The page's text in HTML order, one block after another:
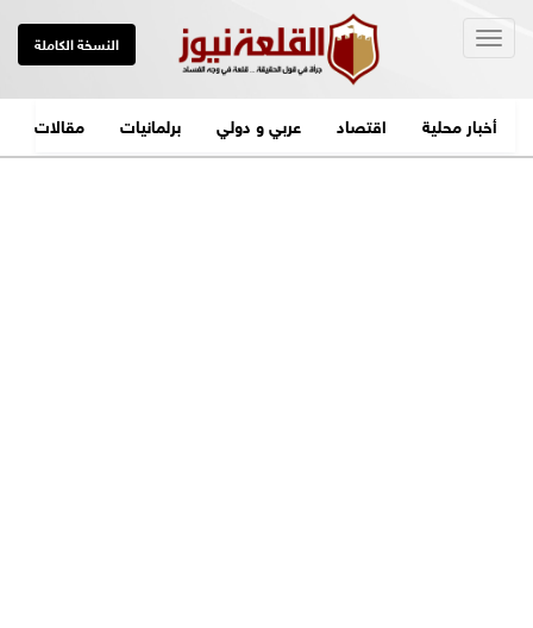
النسخة الكاملة
أخبار محلية اقتصاد عربي و دولي برلمانيات مقالات